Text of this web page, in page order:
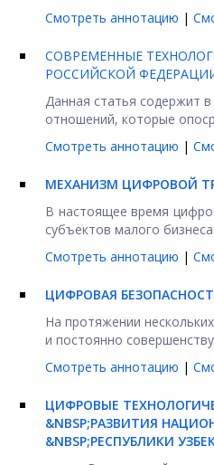
Смотреть аннотацию |
СОВРЕМЕННЫЕ
РОССИЙСКОЙ
Данная статья содержит
отношений, которые
Смотреть аннотацию |
МЕХАНИЗМ ЦИФРОВОЙ
В настоящее время
субъектов малого
Смотреть аннотацию |
ЦИФРОВАЯ
На протяжении
и постоянно
Смотреть аннотацию |
ЦИФРОВЫЕ
&NBSP;РАЗВИТИЯ
&NBSP;РЕСПУБЛИКИ